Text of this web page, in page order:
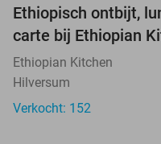
Ethiopisch ontbijt,
carte bij Ethiopian
Ethiopian Kitchen
Hilversum
Verkocht: 152